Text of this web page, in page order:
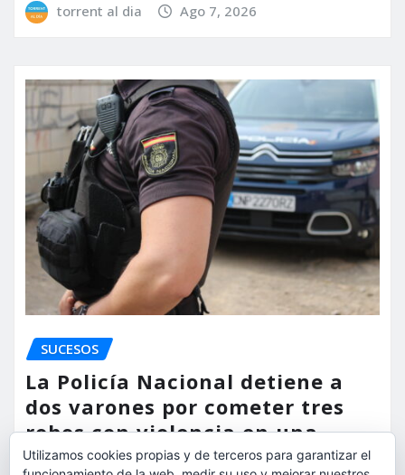
torrent al dia Ago 7, 2026
SUCESOS
La Policía Nacional detiene a
dos varones por cometer tres
robos con violencia en una
misma mañana
Utilizamos cookies propias y de terceros para garantizar el